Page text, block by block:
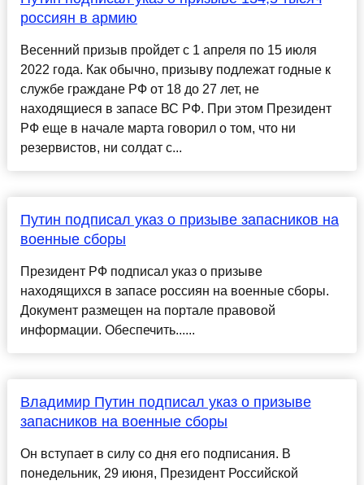
россиян в армию
Весенний призыв пройдет с 1 апреля по 15 июля
2022 года. Как обычно, призыву подлежат годные к
службе граждане РФ от 18 до 27 лет, не
находящиеся в запасе ВС РФ. При этом Президент
РФ еще в начале марта говорил о том, что ни
резервистов, ни солдат с...
Путин подписал указ о призыве запасников на
военные сборы
Президент РФ подписал указ о призыве
находящихся в запасе россиян на военные сборы.
Документ размещен на портале правовой
информации. Обеспечить......
Владимир Путин подписал указ о призыве
запасников на военные сборы
Он вступает в силу со дня его подписания. В
понедельник, 29 июня, Президент Российской